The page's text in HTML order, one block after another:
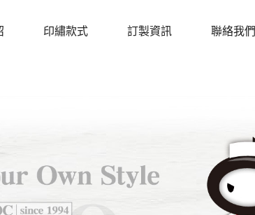
印繡款式 訂製資訊 聯絡我們